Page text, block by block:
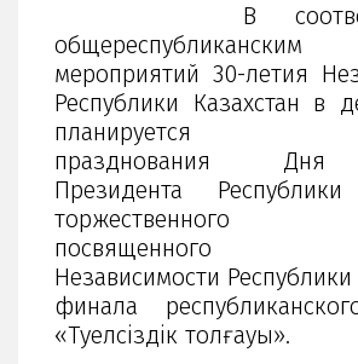
В
мероприятий 30-летия
Республики Казахстан в
планируется
празднования Дня
Президента Республики
торжественного
посвященного
Независимости Республики
финала
«Тәуелсіздік толғауы».